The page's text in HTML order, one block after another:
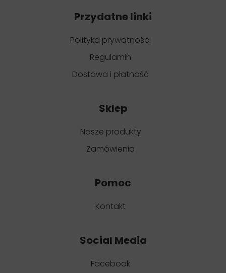
Przydatne linki
Polityka prywatności
Regulamin
Dostawa i płatność
Sklep
Nasze produkty
Zamówienia
Pomoc
Kontakt
Social Media
Facebook